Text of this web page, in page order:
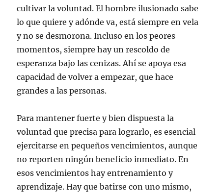
cultivar la voluntad. El hombre ilusionado sabe
lo que quiere y adónde va, está siempre en vela
y no se desmorona. Incluso en los peores
momentos, siempre hay un rescoldo de
esperanza bajo las cenizas. Ahí se apoya esa
capacidad de volver a empezar, que hace
grandes a las personas.
Para mantener fuerte y bien dispuesta la
voluntad que precisa para lograrlo, es esencial
ejercitarse en pequeños vencimientos, aunque
no reporten ningún beneficio inmediato. En
esos vencimientos hay entrenamiento y
aprendizaje. Hay que batirse con uno mismo,